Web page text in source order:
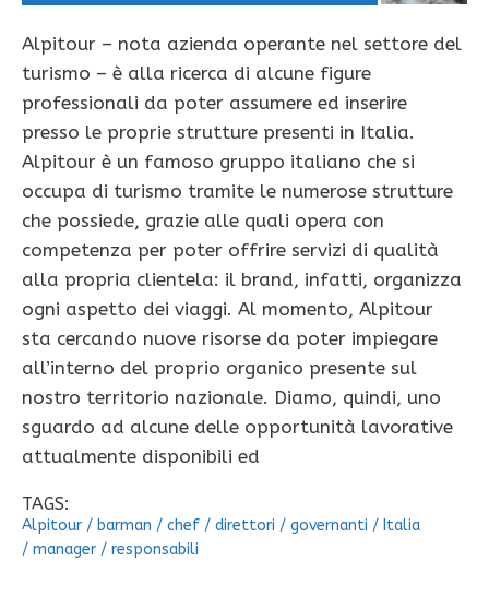
Alpitour – nota azienda operante nel settore del
turismo – è alla ricerca di alcune figure
professionali da poter assumere ed inserire
presso le proprie strutture presenti in Italia.
Alpitour è un famoso gruppo italiano che si
occupa di turismo tramite le numerose strutture
che possiede, grazie alle quali opera con
competenza per poter offrire servizi di qualità
alla propria clientela: il brand, infatti, organizza
ogni aspetto dei viaggi. Al momento, Alpitour
sta cercando nuove risorse da poter impiegare
all’interno del proprio organico presente sul
nostro territorio nazionale. Diamo, quindi, uno
sguardo ad alcune delle opportunità lavorative
attualmente disponibili ed
TAGS:
Alpitour / barman / chef / direttori / governanti / Italia
/ manager / responsabili